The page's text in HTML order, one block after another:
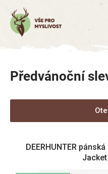
obsah
Předvánoční
DEERHUNTER